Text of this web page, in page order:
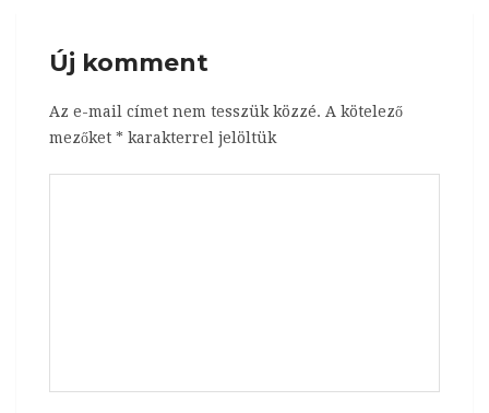
Új komment
Az e-mail címet nem tesszük közzé. A kötelező
mezőket * karakterrel jelöltük